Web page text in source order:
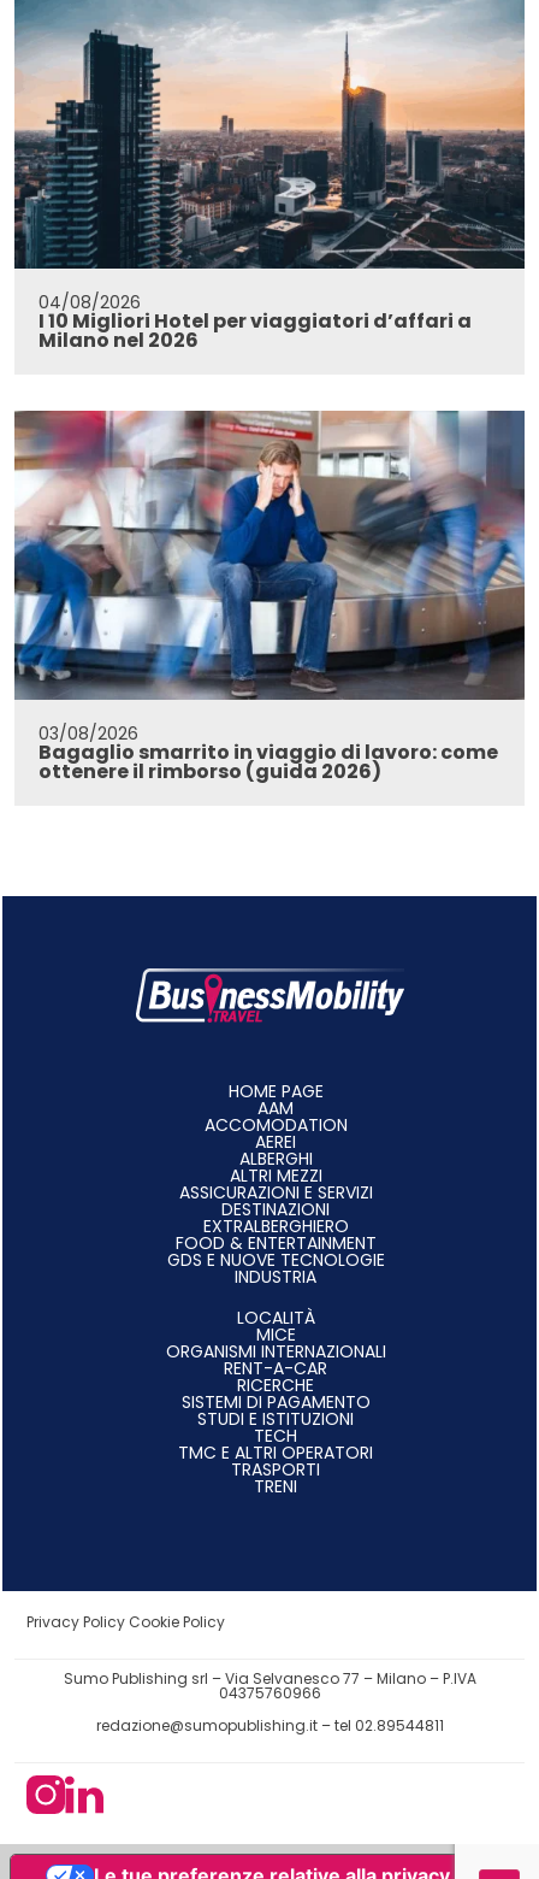
04/08/2026
I 10 Migliori Hotel per viaggiatori d’affari a
Milano nel 2026
03/08/2026
Bagaglio smarrito in viaggio di lavoro: come
ottenere il rimborso (guida 2026)
HOME PAGE
AAM
ACCOMODATION
AEREI
ALBERGHI
ALTRI MEZZI
ASSICURAZIONI E SERVIZI
DESTINAZIONI
EXTRALBERGHIERO
FOOD & ENTERTAINMENT
GDS E NUOVE TECNOLOGIE
INDUSTRIA
LOCALITÀ
MICE
ORGANISMI INTERNAZIONALI
RENT-A-CAR
RICERCHE
SISTEMI DI PAGAMENTO
STUDI E ISTITUZIONI
TECH
TMC E ALTRI OPERATORI
TRASPORTI
TRENI
Privacy Policy Cookie Policy
Sumo Publishing srl – Via Selvanesco 77 – Milano – P.IVA
04375760966
redazione@sumopublishing.it– tel 02.89544811